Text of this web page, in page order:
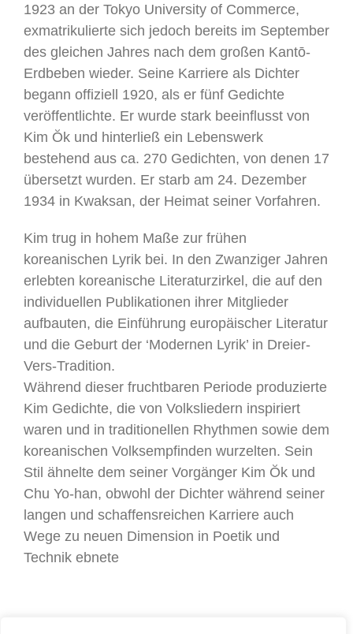
1923 an der Tokyo University of Commerce,
exmatrikulierte sich jedoch bereits im September
des gleichen Jahres nach dem großen Kantō-
Erdbeben wieder. Seine Karriere als Dichter
begann offiziell 1920, als er fünf Gedichte
veröffentlichte. Er wurde stark beeinflusst von
Kim Ŏk und hinterließ ein Lebenswerk
bestehend aus ca. 270 Gedichten, von denen 17
übersetzt wurden. Er starb am 24. Dezember
1934 in Kwaksan, der Heimat seiner Vorfahren.
Kim trug in hohem Maße zur frühen
koreanischen Lyrik bei. In den Zwanziger Jahren
erlebten koreanische Literaturzirkel, die auf den
individuellen Publikationen ihrer Mitglieder
aufbauten, die Einführung europäischer Literatur
und die Geburt der ‘Modernen Lyrik’ in Dreier-
Vers-Tradition.
Während dieser fruchtbaren Periode produzierte
Kim Gedichte, die von Volksliedern inspiriert
waren und in traditionellen Rhythmen sowie dem
koreanischen Volksempfinden wurzelten. Sein
Stil ähnelte dem seiner Vorgänger Kim Ŏk und
Chu Yo-han, obwohl der Dichter während seiner
langen und schaffensreichen Karriere auch
Wege zu neuen Dimension in Poetik und
Technik ebnete